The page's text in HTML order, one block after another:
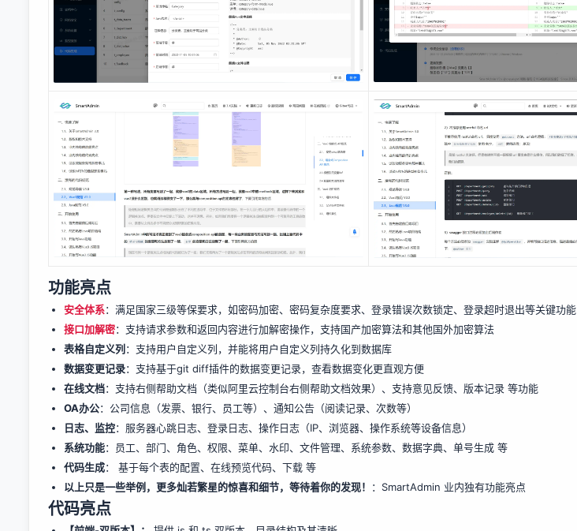
功能亮点
安全体系：满足国家三级等保要求，如密码加密、密码复杂度要求、登录错误次数锁定、登录超时退出等关键功能
接口加解密：支持请求参数和返回内容进行加解密操作，支持国产加密算法和其他国外加密算法
表格自定义列 ：支持用户自定义列，并能将用户自定义列持久化到数据库
数据变更记录：支持基于git diff插件的数据变更记录，查看数据变化更直观方便
在线文档：支持右侧帮助文档（类似阿里云控制台右侧帮助文档效果）、支持意见反馈、版本记录 等功能
OA办公：公司信息（发票、银行、员工等）、通知公告（阅读记录、次数等）
日志、监控：服务器心跳日志、登录日志、操作日志（IP、浏览器、操作系统等设备信息）
系统功能：员工、部门、角色、权限、菜单、水印、文件管理、系统参数、数据字典、单号生成 等
代码生成： 基于每个表的配置、在线预览代码、下载 等
以上只是一些举例，更多灿若繁星的惊喜和细节，等待着你的发现！
： SmartAdmin 业内独有功能亮点
代码亮点